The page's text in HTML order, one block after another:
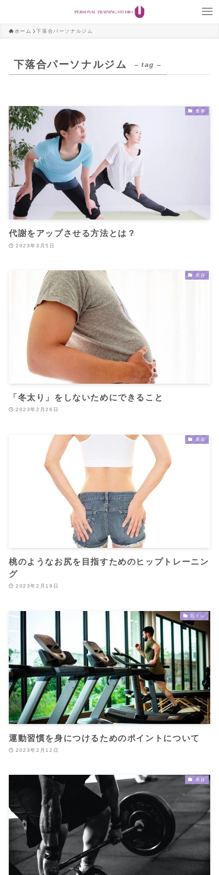
ホーム 下落合パーソナルジム
下落合パーソナルジム – tag –
食事
代謝をアップさせる方法とは？
2023年3月5日
美容
「冬太り」をしないためにできること
2023年2月26日
美容
桃のようなお尻を目指すためのヒップトレーニン
グ
2023年2月19日
筋トレ
運動習慣を身につけるためのポイントについて
2023年2月12日
美容